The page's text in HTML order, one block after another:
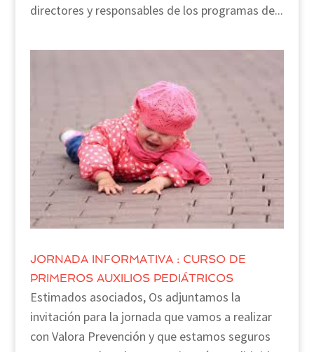
directores y responsables de los programas de...
JORNADA INFORMATIVA : CURSO DE
PRIMEROS AUXILIOS PEDIÁTRICOS
Estimados asociados, Os adjuntamos la
invitación para la jornada que vamos a realizar
con Valora Prevención y que estamos seguros